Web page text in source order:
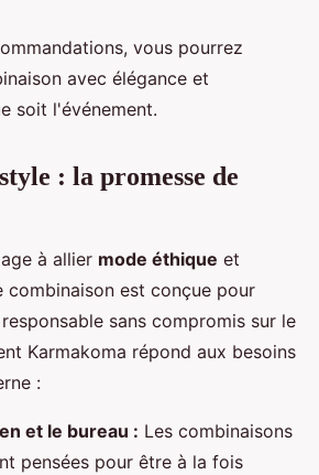
vous pourrez
avec élégance et
soit l'événement.
: la promesse de
à allier mode éthique et
combinaison est conçue pour
sans compromis sur le
Karmakoma répond aux besoins
:
et le bureau : Les combinaisons
pensées pour être à la fois